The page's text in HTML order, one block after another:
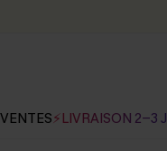
⚡LIVRAISON 2-3 J